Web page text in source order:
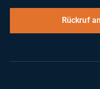
Rückruf